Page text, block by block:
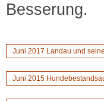
Besserung.
Juni 2017 Landau und
Juni 2015